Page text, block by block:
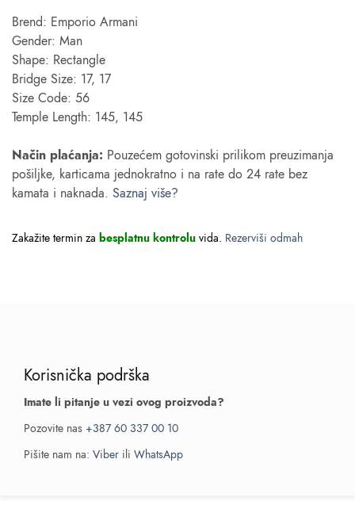
Brend: Emporio Armani
Gender: Man
Shape: Rectangle
Bridge Size: 17, 17
Size Code: 56
Temple Length: 145, 145
Način plaćanja: Pouzećem gotovinski prilikom preuzimanja
pošiljke, karticama jednokratno i na rate do 24 rate bez
kamata i naknada. Saznaj više?
Zakažite termin zabesplatnu kontrolu vida. Rezerviši odmah
Korisnička podrška
Imate li pitanje u vezi ovog proizvoda?
Pozovite nas +387 60 337 00 10
Pišite nam na:Viber iliWhatsApp